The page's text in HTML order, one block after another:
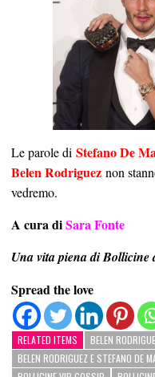
Le parole di Stefano De
Belen Rodriguez non
vedremo.
A cura diSara Fonte
Una vita piena di Bollicine
Spread the love
RELATED ITEMS BELEN
BELEN RODRIGUEZ E STEFANO DE